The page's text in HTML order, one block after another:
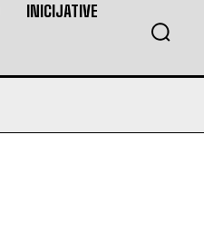
INICIJATIVE